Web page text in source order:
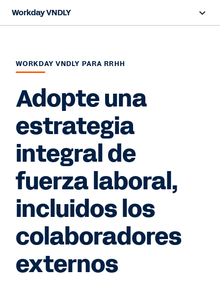
Workday VNDLY
Capacidades
Recursos
Ver demo
WORKDAY VNDLY PARA RRHH
Adopte una
estrategia
integral de
fuerza laboral,
incluidos los
colaboradores
externos